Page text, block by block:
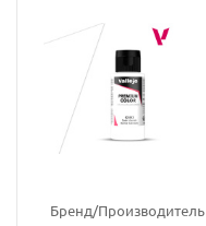
Бренд/Производитель